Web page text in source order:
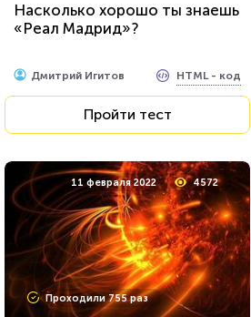
Насколько хорошо ты знаешь
«Реал Мадрид»?
Дмитрий Игитов HTML - код
Пройти тест
11 февраля 2022 4572
Проходили 755 раз